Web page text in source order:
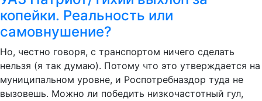
копейки. Реальность или
самовнушение?
Но, честно говоря, с транспортом ничего сделать
нельзя (я так думаю). Потому что это утверждается на
муниципальном уровне, и Роспотребназдор туда не
вызовешь. Можно ли победить низкочастотный гул,